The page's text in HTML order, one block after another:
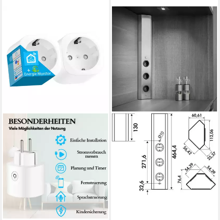
NABER
Eck-Steckdosenelement Mira
Eck 1, ohne Schalter
7053001 Mehrfachsteckdose
98,00 € UVP
lieferbar in 2 Wochen